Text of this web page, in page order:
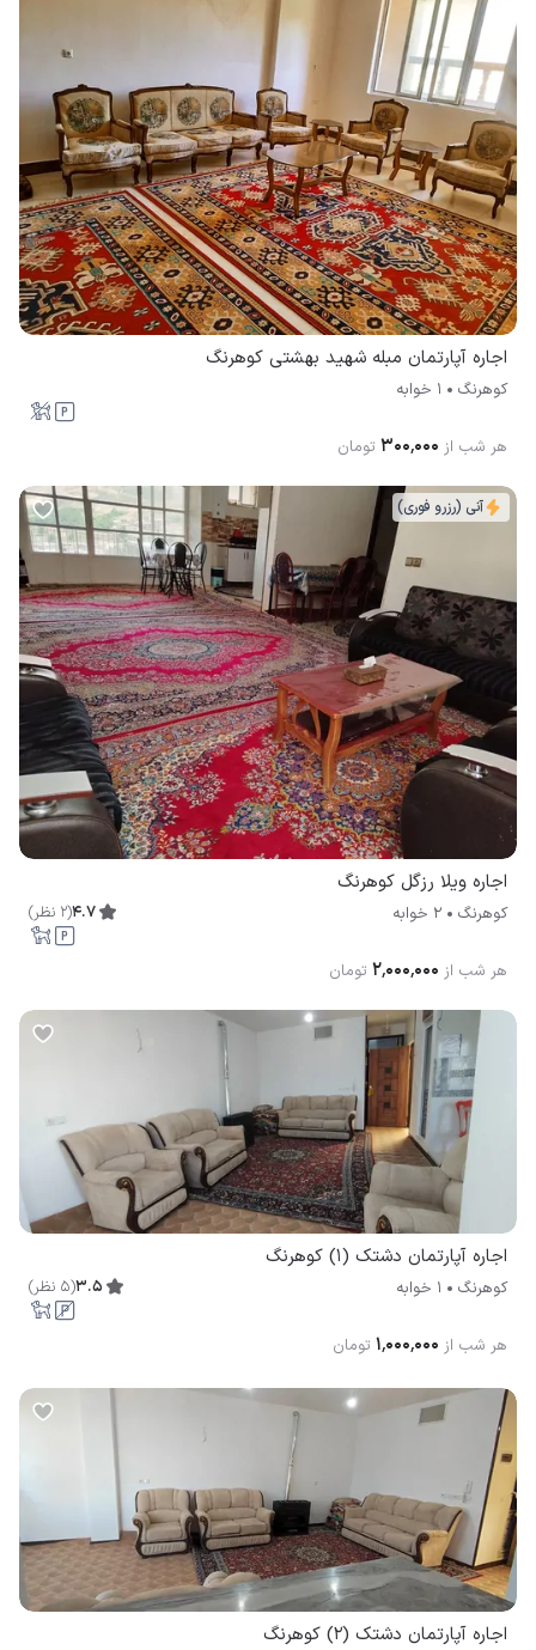
اجاره آپارتمان مبله شهید بهشتی کوهرنگ
کوهرنگ 1 خوابه
هر شب از ۳۰۰٬۰۰۰ تومان
آنی (رزرو فوری)
اجاره ویلا رزگل کوهرنگ
کوهرنگ 2 خوابه 4.7
(
2 نظر)
هر شب از ۲٬۰۰۰٬۰۰۰ تومان
اجاره آپارتمان دشتک (1) کوهرنگ
کوهرنگ 1 خوابه 3.5
(
5 نظر)
هر شب از ۱٬۰۰۰٬۰۰۰ تومان
اجاره آپارتمان دشتک (2) کوهرنگ